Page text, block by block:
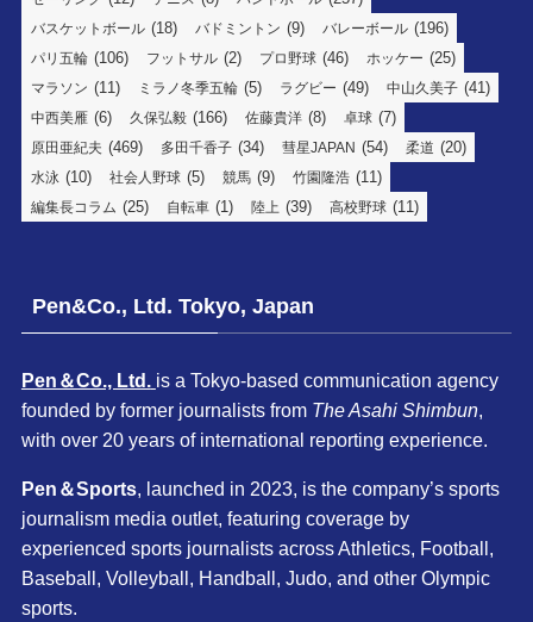
バスケットボール (18) バドミントン (9) バレーボール (196)
パリ五輪 (106) フットサル (2) プロ野球 (46) ホッケー (25)
マラソン (11) ミラノ冬季五輪 (5) ラグビー (49) 中山久美子 (41)
中西美雁 (6) 久保弘毅 (166) 佐藤貴洋 (8) 卓球 (7)
原田亜紀夫 (469) 多田千香子 (34) 彗星JAPAN (54) 柔道 (20)
水泳 (10) 社会人野球 (5) 競馬 (9) 竹園隆浩 (11)
編集長コラム (25) 自転車 (1) 陸上 (39) 高校野球 (11)
Pen&Co., Ltd. Tokyo, Japan
Pen＆Co., Ltd. is a Tokyo-based communication agency
founded by former journalists from The Asahi Shimbun,
with over 20 years of international reporting experience.
Pen＆Sports, launched in 2023, is the company’s sports
journalism media outlet, featuring coverage by
experienced sports journalists across Athletics, Football,
Baseball, Volleyball, Handball, Judo, and other Olympic
sports.